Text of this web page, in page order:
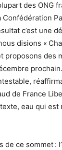
des ONG
c’est une
disions «
proposons des
de France
eau qui
de ce sommet :